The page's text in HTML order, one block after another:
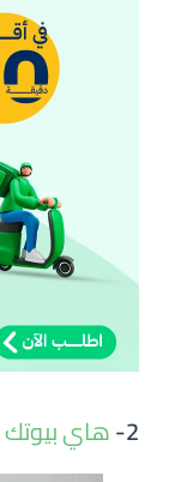
2- هاي بيوتك